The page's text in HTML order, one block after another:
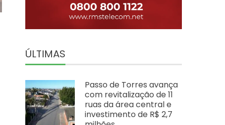
ÚLTIMAS
Passo de Torres avança
com revitalização de 11
ruas da área central e
investimento de R$ 2,7